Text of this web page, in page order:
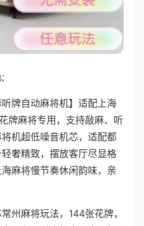
听牌自动麻将机】适配上海
牌麻将专用，支持敲麻、听
机超低噪音机芯，适配都
奢精致，摆放客厅尽显格
麻将慢节奏休闲韵味，亲
州麻将玩法，144张花牌，